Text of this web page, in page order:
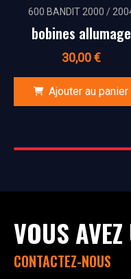
600 BANDIT 2000 /
bobines allumage
30,00€
Ajouter au panier
VOUS
CONTACTEZ-NOUS